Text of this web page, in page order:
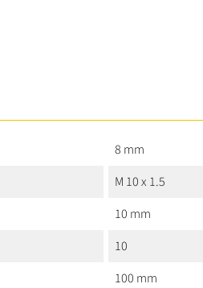
8 mm
M 10 x 1.5
10 mm
10
100 mm